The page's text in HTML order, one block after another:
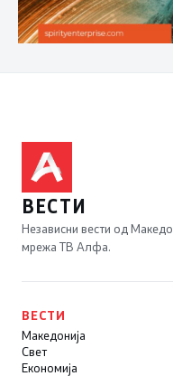
ВЕСТИ
Независни вести од
мрежа ТВ Алфа.
ВЕСТИ
Македонија
Свет
Економија